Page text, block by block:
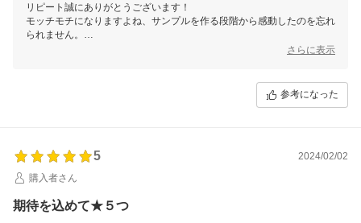
リピート誠にありがとうございます！
モッチモチになりますよね、サンプルを作る段階から感動したのを忘れ
られません。
冷蔵保存を推奨している幹細胞ブランドさんもございますが、enchant
常温で持ち運びも可能ですので、そちらに関してはご安心くださいま
さらに表示
参考になった
5
2024/02/02
購入者さん
期待を込めて★５つ